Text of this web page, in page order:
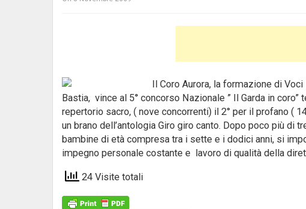
Il Coro Aurora, la formazione di
Bastia, vince al 5° concorso Nazionale ” Il Garda in
repertorio sacro, ( nove concorrenti) il 2° per il profano (
un brano dell’antologia Giro giro canto. Dopo poco più
bambine di età compresa tra i sette e i dodici anni, si
impegno personale costante e lavoro di qualità della
24 Visite totali